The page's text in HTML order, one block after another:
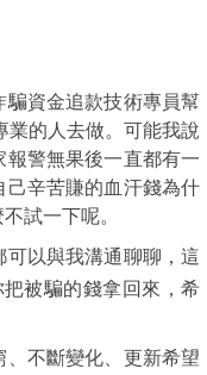
騙資金追款技術專員幫
業的人去做。可能我說
警無果後一直都有一
己辛苦賺的血汗錢為什
試一下呢。
以與我溝通聊聊，這
把被騙的錢拿回來，希
不斷變化、更新希望